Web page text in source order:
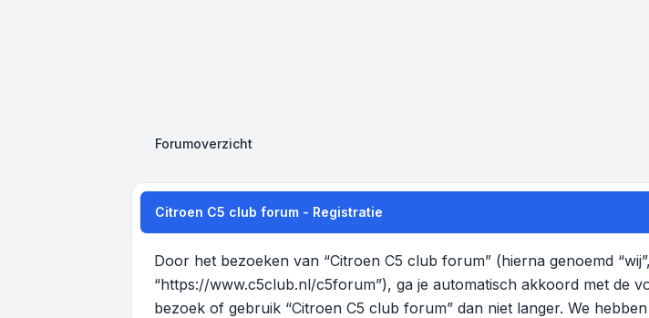
Forumoverzicht
Citroen C5 club forum - Registratie
Door het bezoeken van “Citroen C5 club forum” (hierna genoemd
“https://www.c5club.nl/c5forum”), ga je automatisch akkoord met de
bezoek of gebruik “Citroen C5 club forum” dan niet langer. We